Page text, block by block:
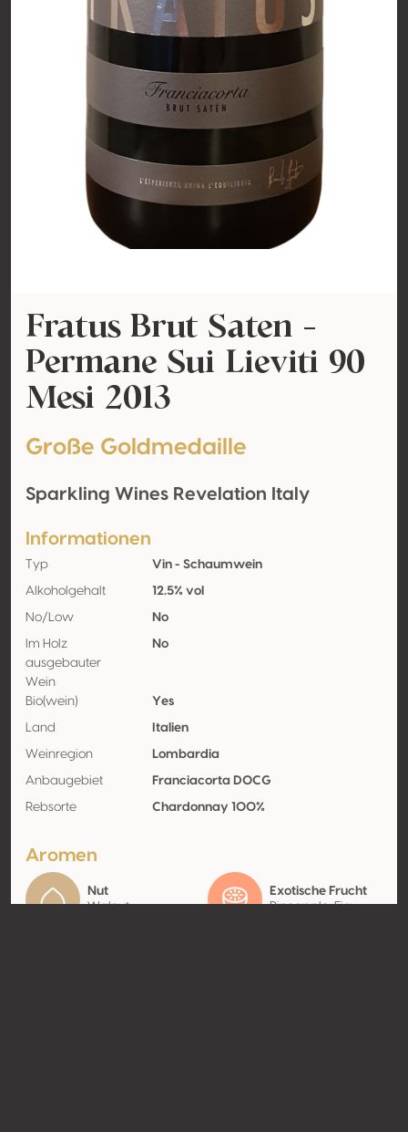
Fratus Brut Saten -
Permane Sui Lieviti 90
Mesi 2013
Große Goldmedaille
Sparkling Wines Revelation Italy
Informationen
Typ Vin - Schaumwein
Alkoholgehalt 12.5% vol
No/Low No
Im Holz
ausgebauter
Wein
No
Bio(wein) Yes
Land Italien
Weinregion Lombardia
Anbaugebiet Franciacorta DOCG
Rebsorte Chardonnay 100%
Aromen
Nut
Walnut
Exotische Frucht
Pineapple, Fig